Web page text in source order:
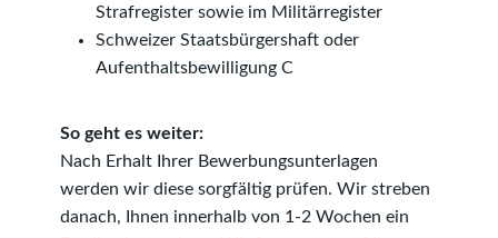
Strafregister sowie im Militärregister
Schweizer Staatsbürgershaft oder
Aufenthaltsbewilligung C
So geht es weiter:
Nach Erhalt Ihrer Bewerbungsunterlagen
werden wir diese sorgfältig prüfen. Wir streben
danach, Ihnen innerhalb von 1-2 Wochen ein